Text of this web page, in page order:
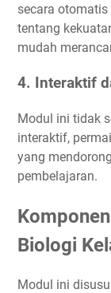
secara
tentang
mudah
4. Interaktif
Modul ini tidak
interaktif,
yang
pembelajaran.
Biologi
Modul ini